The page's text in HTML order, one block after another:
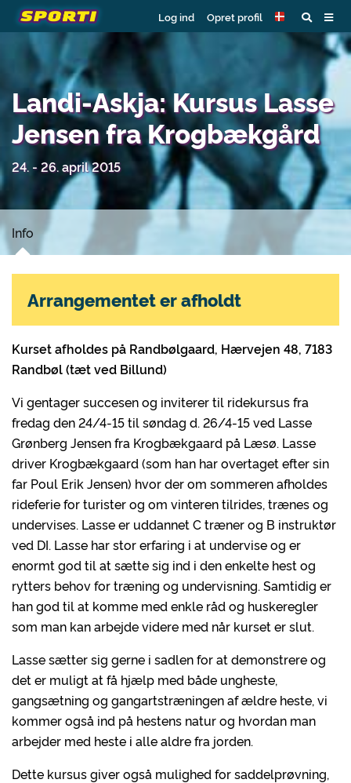
Log ind Opret profil
Landi-Askja: Kursus Lasse
Jensen fra Krogbækgård
24. - 26. april 2015
Info
Kurset afholdes på Randbølgaard, Hærvejen 48, 7183
Randbøl (tæt ved Billund)
Vi gentager succesen og inviterer til ridekursus fra
fredag den 24/4-15 til søndag d. 26/4-15 ved Lasse
Grønberg Jensen fra Krogbækgaard på Læsø. Lasse
driver Krogbækgaard (som han har overtaget efter sin
far Poul Erik Jensen) hvor der om sommeren afholdes
rideferie for turister og om vinteren tilrides, trænes og
undervises. Lasse er uddannet C træner og B instruktør
ved DI. Lasse har stor erfaring i at undervise og er
enormt god til at sætte sig ind i den enkelte hest og
rytters behov for træning og undervisning. Samtidig er
han god til at komme med enkle råd og huskeregler
som man kan arbejde videre med når kurset er slut.
Lasse sætter sig gerne i sadlen for at demonstrere og
det er muligt at få hjælp med både ungheste,
gangsætning og gangartstræningen af ældre heste, vi
kommer også ind på hestens natur og hvordan man
arbejder med heste i alle aldre fra jorden.
Dette kursus giver også mulighed for saddelprøvning,
Arrangementet er afholdt